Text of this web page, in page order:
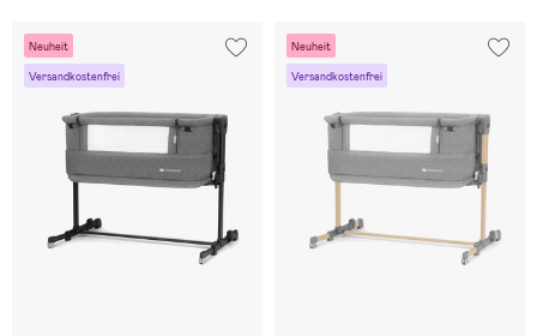
Neuheit
Versandkostenfrei
Neuheit
Versandkostenfrei